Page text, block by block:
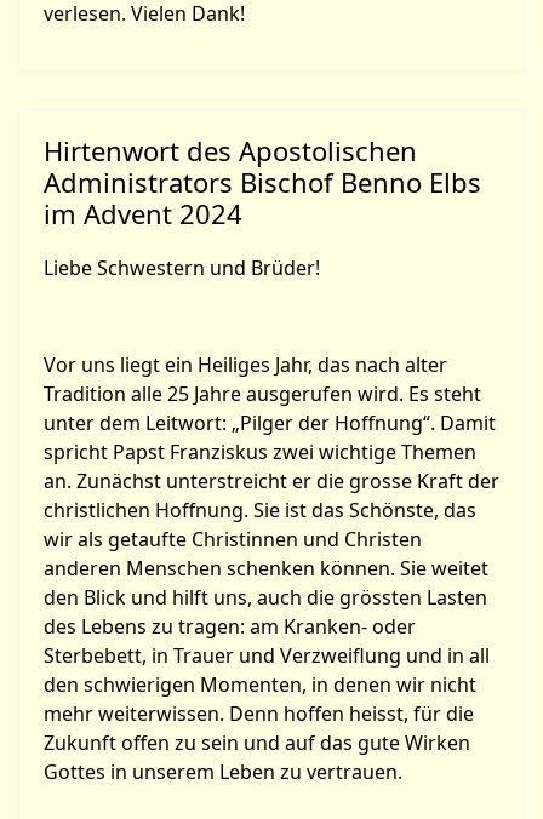
verlesen. Vielen Dank!
Hirtenwort des Apostolischen
Administrators Bischof Benno Elbs
im Advent 2024
Liebe Schwestern und Brüder!
Vor uns liegt ein Heiliges Jahr, das nach alter
Tradition alle 25 Jahre ausgerufen wird. Es steht
unter dem Leitwort: „Pilger der Hoffnung“. Damit
spricht Papst Franziskus zwei wichtige Themen
an. Zunächst unterstreicht er die grosse Kraft der
christlichen Hoffnung. Sie ist das Schönste, das
wir als getaufte Christinnen und Christen
anderen Menschen schenken können. Sie weitet
den Blick und hilft uns, auch die grössten Lasten
des Lebens zu tragen: am Kranken- oder
Sterbebett, in Trauer und Verzweiflung und in all
den schwierigen Momenten, in denen wir nicht
mehr weiterwissen. Denn hoffen heisst, für die
Zukunft offen zu sein und auf das gute Wirken
Gottes in unserem Leben zu vertrauen.